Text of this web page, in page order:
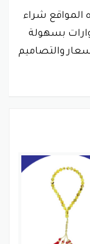
المواقع شراء
بسهولة
والتصاميم